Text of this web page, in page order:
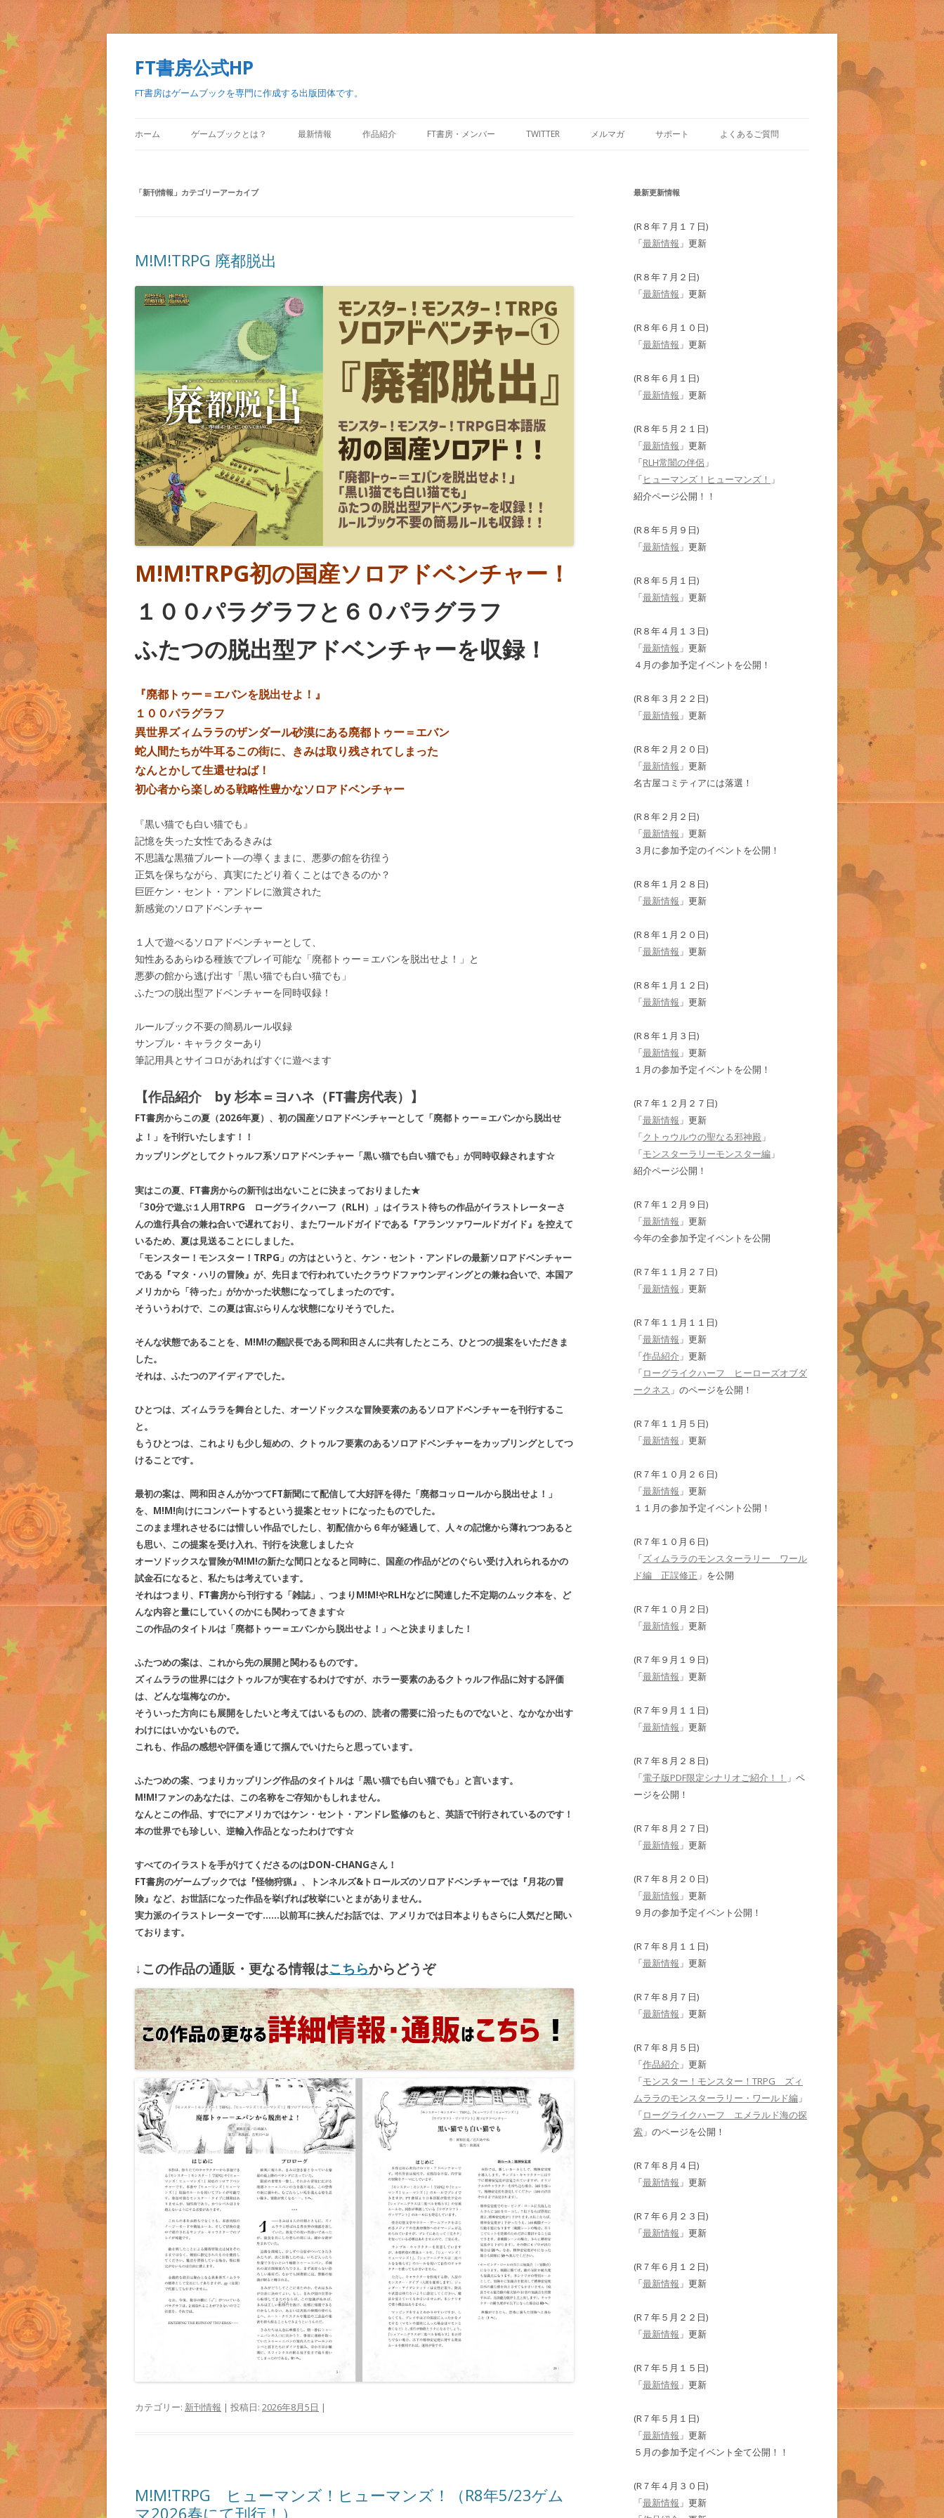
FT書房公式HP
FT書房はゲームブックを専門に作成する出版団体です。
ン
テ
ホーム ゲームブックとは？ 最新情報 作品紹介 FT書房・メンバー TWITTER メルマガ サポート よくあるご質問
「新刊情報 」カテゴリーアーカイブ
M!M!TRPG 廃都脱出
M!M!TRPG初の国産ソロアドベンチャー！
１００パラグラフと６０パラグラフ
ふたつの脱出型アドベンチャーを収録！
『廃都 トゥー＝エバンを脱出せよ！』
１００パラグラフ
異世界ズィムララのザンダール砂漠にある廃都トゥー＝エバン
蛇人間たちが牛耳るこの街に、きみは取り残されてしまった
なんとかして生還せねば！
初心者から楽しめる戦略性豊かなソロアドベンチャー
『黒い猫でも白い猫でも』
記憶を失った女性であるきみは
不思議な黒猫ブルート―の導くままに、悪夢の館を彷徨う
正気を保ちながら、真実にたどり着くことはできるのか？
巨匠ケン・セント・アンドレに激賞された
新感覚のソロアドベンチャー
１人で遊べるソロアドベンチャーとして、
知性あるあらゆる種族でプレイ可能な「廃都トゥー＝エバンを脱出せよ！」と
悪夢の館から逃げ出す「黒い猫でも白い猫でも」
ふたつの脱出型アドベンチャーを同時収録！
ルールブック不要の簡易ルール収録
サンプル・キャラクターあり
筆記用具とサイコロがあればすぐに遊べます
【作品紹介 by 杉本＝ヨハネ（FT書房代表）】
FT書房からこの夏（2026年夏）、初の国産ソロアドベンチャーとして「廃都トゥー＝エバンから脱出せ
よ！」を刊行いたします！！
カップリングとしてクトゥルフ系ソロアドベンチャー「黒い猫でも白い猫でも」が同時収録されます☆
実はこの夏、FT書房からの新刊は出ないことに決まっておりました★
「30分で遊ぶ１人用TRPG ローグライクハーフ（RLH）」はイラスト待ちの作品がイラストレーターさ
んの進行具合の兼ね合いで遅れており、またワールドガイドである『アランツァワールドガイド』を控えて
いるため、夏は見送ることにしました。
「モンスター！モンスター！TRPG」の方はというと、ケン・セント・アンドレの最新ソロアドベンチャー
である『マタ・ハリの冒険』が、先日まで行われていたクラウドファウンディングとの兼ね合いで、本国ア
メリカから「待った」がかかった状態になってしまったのです。
そういうわけで、この夏は宙ぶらりんな状態になりそうでした。
そんな状態であることを、M!M!の翻訳長である岡和田さんに共有したところ、ひとつの提案をいただきま
した。
それは、ふたつのアイディアでした。
ひとつは、ズィムララを舞台とした、オーソドックスな冒険要素のあるソロアドベンチャーを刊行するこ
と。
もうひとつは、これよりも少し短めの、クトゥルフ要素のあるソロアドベンチャーをカップリングとしてつ
けることです。
最初の案は、岡和田さんがかつてFT新聞にて配信して大好評を得た「廃都コッロールから脱出せよ！」
を、M!M!向けにコンバートするという提案とセットになったものでした。
このまま埋れさせるには惜しい作品でしたし、初配信から６年が経過して、人々の記憶から薄れつつあると
も思い、この提案を受け入れ、刊行を決意しました☆
オーソドックスな冒険がM!M!の新たな間口となると同時に、国産の作品がどのぐらい受け入れられるかの
試金石になると、私たちは考えています。
それはつまり、FT書房から刊行する「雑誌」、つまりM!M!やRLHなどに関連した不定期のムック本を、ど
んな内容と量にしていくのかにも関わってきます☆
この作品のタイトルは「廃都トゥー＝エバンから脱出せよ！」へと決まりました！
ふたつめの案は、これから先の展開と関わるものです。
ズィムララの世界にはクトゥルフが実在するわけですが、ホラー要素のあるクトゥルフ作品に対する評価
は、どんな塩梅なのか。
そういった方向にも展開をしたいと考えてはいるものの、読者の需要に沿ったものでないと、なかなか出す
わけにはいかないもので。
これも、作品の感想や評価を通じて掴んでいけたらと思っています。
ふたつめの案、つまりカップリング作品のタイトルは「黒い猫でも白い猫でも」と言います。
M!M!ファンのあなたは、この名称をご存知かもしれません。
なんとこの作品、すでにアメリカではケン・セント・アンドレ監修のもと、英語で刊行されているのです！
本の世界でも珍しい、逆輸入作品となったわけです☆
すべてのイラストを手がけてくださるのはDON-CHANGさん！
FT書房のゲームブックでは『怪物狩猟』、トンネルズ&トロールズのソロアドベンチャーでは『月花の冒
険』など、お世話になった作品を挙げれば枚挙にいとまがありません。
実力派のイラストレーターです……以前耳に挟んだお話では、アメリカでは日本よりもさらに人気だと聞い
ております。
↓この作品の通販・更なる情報はこちらからどうぞ
カテゴリー: 新刊情報 | 投稿日: 2026年8月5日 |
M!M!TRPG ヒューマンズ！ヒューマンズ！（R8年5/23ゲム
マ2026春にて刊行！）
最新更新情報
(R８年７月１７日)
「最新情報 」更新
(R８年７月２日)
「最新情報 」更新
(R８年６月１０日)
「最新情報 」更新
(R８年６月１日)
「最新情報 」更新
(R８年５月２１日)
「最新情報 」更新
「RLH常闇の伴侶 」
「ヒューマンズ！ヒューマンズ！ 」
紹介ページ公開！！
(R８年５月９日)
「最新情報 」更新
(R８年５月１日)
「最新情報 」更新
(R８年４月１３日)
「最新情報 」更新
４月の参加予定イベントを公開！
(R８年３月２２日)
「最新情報 」更新
(R８年２月２０日)
「最新情報 」更新
名古屋コミティアには落選！
(R８年２月２日)
「最新情報 」更新
３月に参加予定のイベントを公開！
(R８年１月２８日)
「最新情報 」更新
(R８年１月２０日)
「最新情報 」更新
(R８年１月１２日)
「最新情報 」更新
(R８年１月３日)
「最新情報 」更新
１月の参加予定イベントを公開！
(R７年１２月２７日)
「最新情報 」更新
「クトゥウルウの聖なる邪神殿 」
「モンスターラリーモンスター編 」
紹介ページ公開！
(R７年１２月９日)
「最新情報 」更新
今年の全参加予定イベントを公開
(R７年１１月２７日)
「最新情報 」更新
(R７年１１月１１日)
「最新情報 」更新
「作品紹介 」更新
「ローグライクハーフ ヒーローズオブダ
ークネス 」のページを公開！
(R７年１１月５日)
「最新情報 」更新
(R７年１０月２６日)
「最新情報 」更新
１１月の参加予定イベント公開！
(R７年１０月６日)
「ズィムララのモンスターラリー ワール
ド編 正誤修正 」を公開
(R７年１０月２日)
「最新情報 」更新
(R７年９月１９日)
「最新情報 」更新
(R７年９月１１日)
「最新情報 」更新
(R７年８月２８日)
「電子版PDF限定シナリオご紹介！！ 」ペ
ージを公開！
(R７年８月２７日)
「最新情報 」更新
(R７年８月２０日)
「最新情報 」更新
９月の参加予定イベント公開！
(R７年８月１１日)
「最新情報 」更新
(R７年８月７日)
「最新情報 」更新
(R７年８月５日)
「作品紹介 」更新
「モンスター！モンスター！TRPG ズィ
ムララのモンスターラリー・ワールド編 」
「ローグライクハーフ エメラルド海の探
索 」のページを公開！
(R７年８月４日)
「最新情報 」更新
(R７年６月２３日)
「最新情報 」更新
(R７年６月１２日)
「最新情報 」更新
(R７年５月２２日)
「最新情報 」更新
(R７年５月１５日)
「最新情報 」更新
(R７年５月１日)
「最新情報 」更新
５月の参加予定イベント全て公開！！
(R７年４月３０日)
「最新情報 」更新